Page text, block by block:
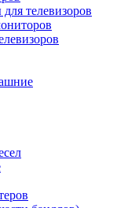
телевизоров